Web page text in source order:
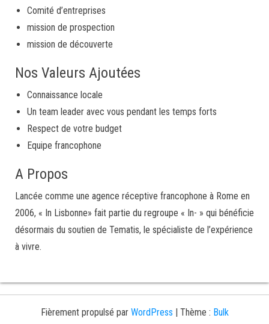
Comité d’entreprises
mission de prospection
mission de découverte
Nos Valeurs Ajoutées
Connaissance locale
Un team leader avec vous pendant les temps forts
Respect de votre budget
Equipe francophone
A Propos
Lancée comme une agence réceptive francophone à Rome en
2006, « In Lisbonne» fait partie du regroupe « In- » qui bénéficie
désormais du soutien de Tematis, le spécialiste de l’expérience
à vivre.
Fièrement propulsé par WordPress | Thème : Bulk